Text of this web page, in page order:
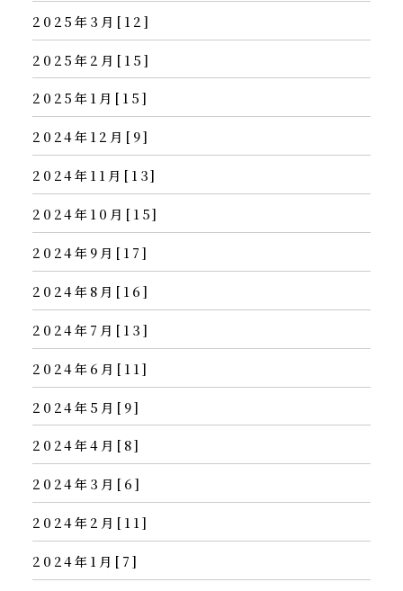
2025年3月[12]
2025年2月[15]
2025年1月[15]
2024年12月[9]
2024年11月[13]
2024年10月[15]
2024年9月[17]
2024年8月[16]
2024年7月[13]
2024年6月[11]
2024年5月[9]
2024年4月[8]
2024年3月[6]
2024年2月[11]
2024年1月[7]